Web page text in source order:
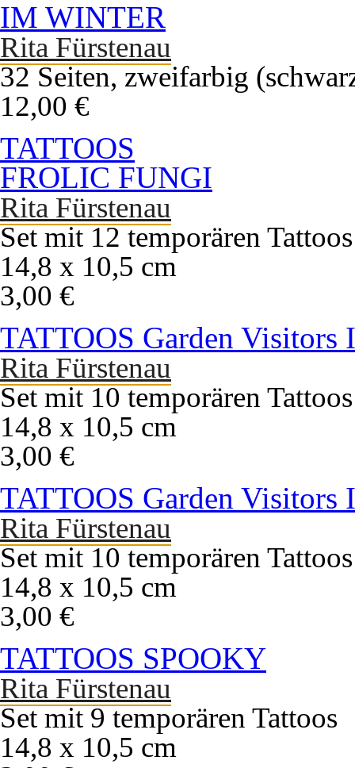
IM WINTER
Rita Fürstenau
32 Seiten, zweifarbig
12,00 €
TATTOOS
FROLIC FUNGI
Rita Fürstenau
Set mit 12 temporären Tattoos
14,8 x 10,5 cm
3,00 €
TATTOOS Garden Visitors I
Rita Fürstenau
Set mit 10 temporären Tattoos
14,8 x 10,5 cm
3,00 €
TATTOOS Garden Visitors
Rita Fürstenau
Set mit 10 temporären Tattoos
14,8 x 10,5 cm
3,00 €
TATTOOS SPOOKY
Rita Fürstenau
Set mit 9 temporären Tattoos
14,8 x 10,5 cm